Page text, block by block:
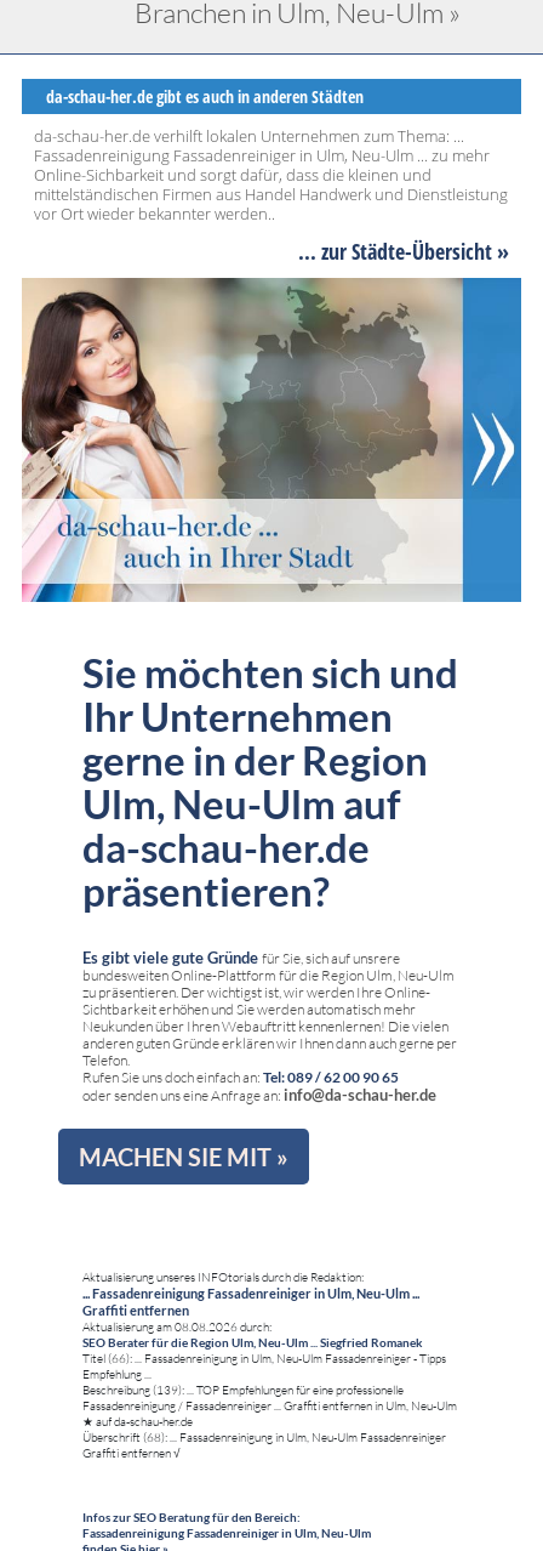
Branchen in Ulm, Neu-Ulm »
da-schau-her.de gibt es auch in anderen Städten
da-schau-her.de verhilft lokalen Unternehmen zum Thema: ...
Fassadenreinigung Fassadenreiniger in Ulm, Neu-Ulm ... zu mehr
Online-Sichbarkeit und sorgt dafür, dass die kleinen und
mittelständischen Firmen aus Handel Handwerk und Dienstleistung
vor Ort wieder bekannter werden..
... zur Städte-Übersicht »
Sie möchten sich und
Ihr Unternehmen
gerne in der Region
Ulm, Neu-Ulm auf
da-schau-her.de
präsentieren?
Es gibt viele gute Gründe für Sie, sich auf unsrere
bundesweiten Online-Plattform für die Region Ulm, Neu-Ulm
zu präsentieren. Der wichtigst ist, wir werden Ihre Online-
Sichtbarkeit erhöhen und Sie werden automatisch mehr
Neukunden über Ihren Webauftritt kennenlernen! Die vielen
anderen guten Gründe erklären wir Ihnen dann auch gerne per
Telefon.
Rufen Sie uns doch einfach an: Tel: 089 / 62 00 90 65
oder senden uns eine Anfrage an: info@da-schau-her.de
MACHEN SIE MIT »
Aktualisierung unseres INFOtorials durch die Redaktion:
... Fassadenreinigung Fassadenreiniger in Ulm, Neu-Ulm ...
Graffiti entfernen
Aktualisierung am 08.08.2026 durch:
SEO Berater für die Region Ulm, Neu-Ulm ... Siegfried Romanek
Titel (66): ... Fassadenreinigung in Ulm, Neu-Ulm Fassadenreiniger - Tipps
Empfehlung ...
Beschreibung (139): ... TOP Empfehlungen für eine professionelle
Fassadenreinigung / Fassadenreiniger ... Graffiti entfernen in Ulm, Neu-Ulm
★ auf da-schau-her.de
Überschrift (68): ... Fassadenreinigung in Ulm, Neu-Ulm Fassadenreiniger
Graffiti entfernen √
Infos zur SEO Beratung für den Bereich:
Fassadenreinigung Fassadenreiniger in Ulm, Neu-Ulm